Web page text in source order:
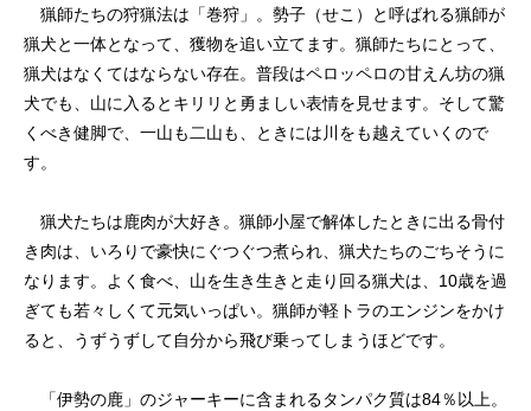
猟師たちの狩猟法は「巻狩」。勢子（せこ）と呼ばれる猟師が
猟犬と一体となって、獲物を追い立てます。猟師たちにとって、
猟犬はなくてはならない存在。普段はペロッペロの甘えん坊の猟
犬でも、山に入るとキリリと勇ましい表情を見せます。そして驚
くべき健脚で、一山も二山も、ときには川をも越えていくので
す。
猟犬たちは鹿肉が大好き。猟師小屋で解体したときに出る骨付
き肉は、いろりで豪快にぐつぐつ煮られ、猟犬たちのごちそうに
なります。よく食べ、山を生き生きと走り回る猟犬は、10歳を過
ぎても若々しくて元気いっぱい。猟師が軽トラのエンジンをかけ
ると、うずうずして自分から飛び乗ってしまうほどです。
「伊勢の鹿」のジャーキーに含まれるタンパク質は84％以上。